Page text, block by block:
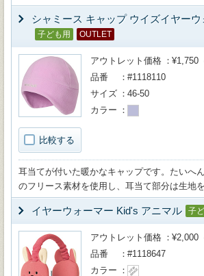
シャミース キャップ ウイズイヤー
子ども用 OUTLET
比較する
アウトレット価格
¥1,750
品番
#1118110
サイズ
46-50
カラー
耳当てが付いた暖かなキャップです。たいへ
のフリース素材を使用し、耳当て部分は生地
イヤーウォーマー Kid's アニマル 子
アウトレット価格
¥2,000
品番
#1118647
カラー